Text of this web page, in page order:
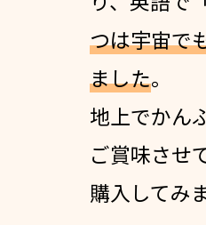
つは宇宙で
ました。
地上でかん
ご賞味させ
購入してみ